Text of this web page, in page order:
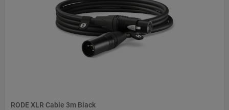
RODE XLR Cable 3m Black